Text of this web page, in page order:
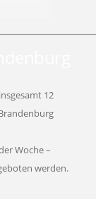
12
Woche –
werden.